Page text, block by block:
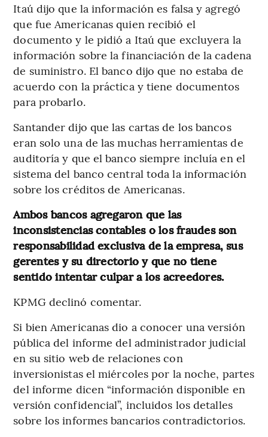
Itaú dijo que la información es falsa y agregó
que fue Americanas quien recibió el
documento y le pidió a Itaú que excluyera la
información sobre la financiación de la cadena
de suministro. El banco dijo que no estaba de
acuerdo con la práctica y tiene documentos
para probarlo.
Santander dijo que las cartas de los bancos
eran solo una de las muchas herramientas de
auditoría y que el banco siempre incluía en el
sistema del banco central toda la información
sobre los créditos de Americanas.
Ambos bancos agregaron que las
inconsistencias contables o los fraudes son
responsabilidad exclusiva de la empresa, sus
gerentes y su directorio y que no tiene
sentido intentar culpar a los acreedores.
KPMG declinó comentar.
Si bien Americanas dio a conocer una versión
pública del informe del administrador judicial
en su sitio web de relaciones con
inversionistas el miércoles por la noche, partes
del informe dicen “información disponible en
versión confidencial”, incluidos los detalles
sobre los informes bancarios contradictorios.